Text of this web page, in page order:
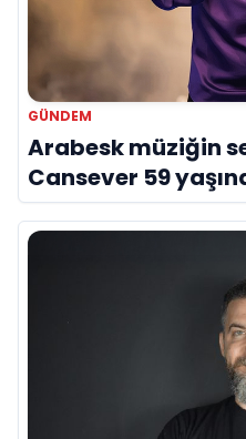
GÜNDEM
Arabesk müziğin
Cansever 59